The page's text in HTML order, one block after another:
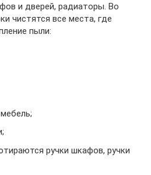
и дверей, радиаторы. Во
чистятся все места, где
пыли:
ручки шкафов, ручки